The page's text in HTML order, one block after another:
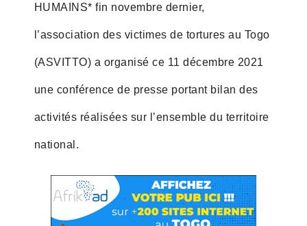
HUMAINS* fin novembre dernier,
l’association des victimes de tortures au Togo
(ASVITTO) a organisé ce 11 décembre 2021
une conférence de presse portant bilan des
activités réalisées sur l’ensemble du territoire
national.